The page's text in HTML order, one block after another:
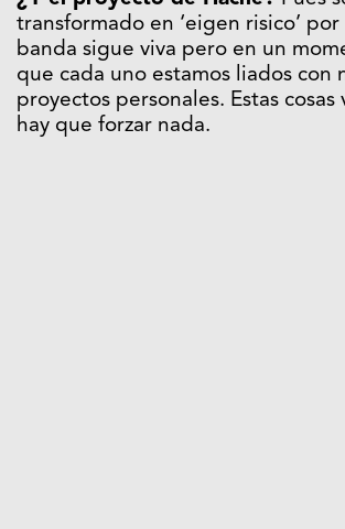
transformado en ‘eigen risico’ por
banda sigue viva pero en un
que cada uno estamos liados con
proyectos personales. Estas cosas
hay que forzar nada.